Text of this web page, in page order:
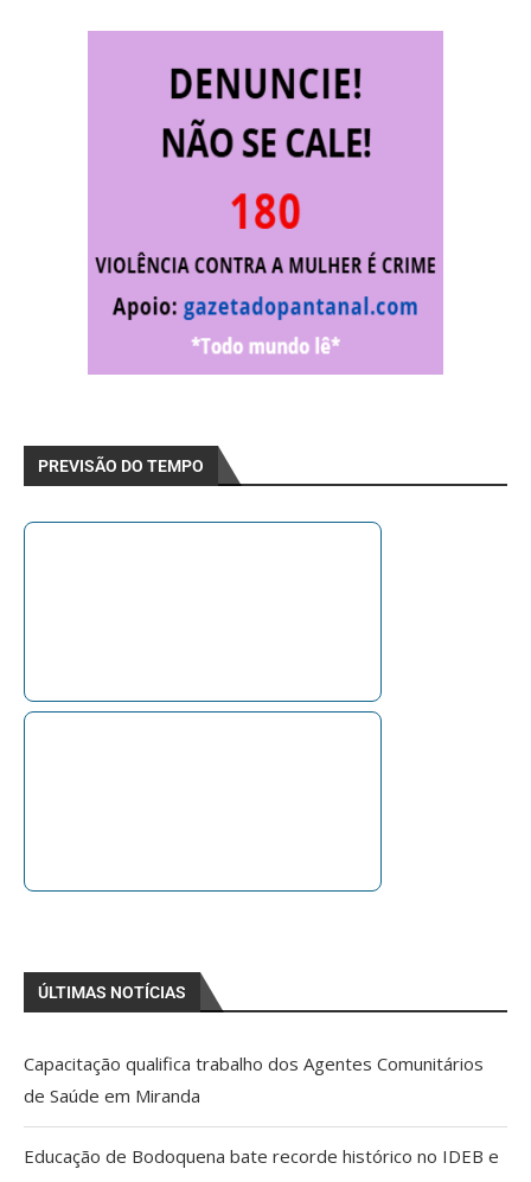
PREVISÃO DO TEMPO
ÚLTIMAS NOTÍCIAS
Capacitação qualifica trabalho dos Agentes Comunitários
de Saúde em Miranda
Educação de Bodoquena bate recorde histórico no IDEB e